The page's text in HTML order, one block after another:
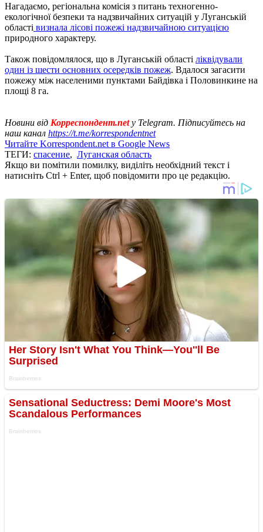
Нагадаємо, регіональна комісія з питань техногенно-
екологічної безпеки та надзвичайних ситуацій у Луганській
області визнала лісові пожежі надзвичайною ситуацією
природного характеру.
Також повідомлялося, що в Луганській області ліквідували
один із шести основних осередків пожеж. Вдалося загасити
пожежу між населеними пунктами Байдівка і Половинкине на
площі 8 га.
Новини від Корреспондент.netу Telegram. Підписуйтесь на
наш канал https://t.me/korrespondentnet
Читайте Korrespondent.net в Google News
ТЕГИ: спасение, Луганская область
Якщо ви помітили помилку, виділіть необхідний текст і
натисніть Ctrl + Enter, щоб повідомити про це редакцію.